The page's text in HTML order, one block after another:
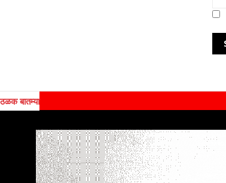
ठळक बातम्या